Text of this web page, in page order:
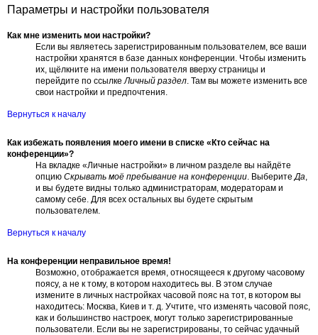
Параметры и настройки пользователя
Как мне изменить мои настройки?
Если вы являетесь зарегистрированным пользователем, все ваши
настройки хранятся в базе данных конференции. Чтобы изменить
их, щёлкните на имени пользователя вверху страницы и
перейдите по ссылкеЛичный раздел. Там вы можете изменить все
свои настройки и предпочтения.
Вернуться к началу
Как избежать появления моего имени в списке «Кто сейчас на
конференции»?
На вкладке «Личные настройки» в личном разделе вы найдёте
опцию Скрывать моё пребывание на конференции. ВыберитеДа,
и вы будете видны только администраторам, модераторам и
самому себе. Для всех остальных вы будете скрытым
пользователем.
Вернуться к началу
На конференции неправильное время!
Возможно, отображается время, относящееся к другому часовому
поясу, а не к тому, в котором находитесь вы. В этом случае
измените в личных настройках часовой пояс на тот, в котором вы
находитесь: Москва, Киев и т. д. Учтите, что изменять часовой пояс,
как и большинство настроек, могут только зарегистрированные
пользователи. Если вы не зарегистрированы, то сейчас удачный